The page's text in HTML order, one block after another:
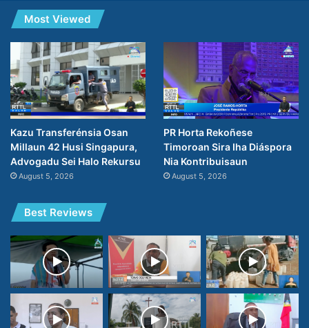
Most Viewed
Kazu Transferénsia Osan
Millaun 42 Husi Singapura,
Advogadu Sei Halo Rekursu
August 5, 2026
PR Horta Rekoñese
Timoroan Sira Iha Diáspora
Nia Kontribuisaun
August 5, 2026
Best Reviews